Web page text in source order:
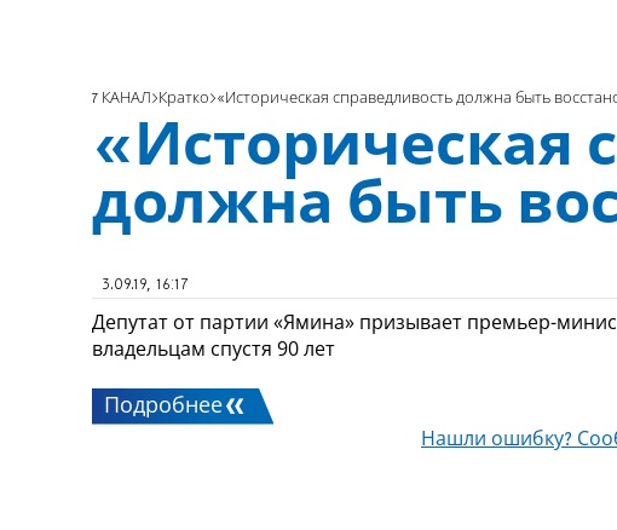
7 КАНАЛ Кратко «Историческая справедливость должна быть
«Историческая
должна быть
3.09.19, 16:17
Депутат от партии «Ямина» призывает премьер-
владельцам спустя 90 лет
Подробнее
Нашли ошибку?